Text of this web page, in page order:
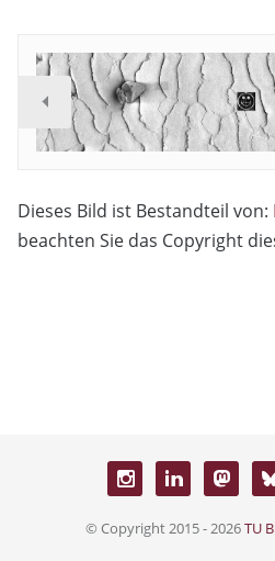
Dieses Bild ist Bestandteil von:
beachten Sie das Copyright
© Copyright 2015 - 2026TU